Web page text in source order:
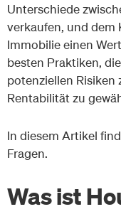
Unterschiede
verkaufen, und dem
Immobilie einen
besten Praktiken,
potenziellen
Rentabilität zu
In diesem Artikel
Fragen.
Was ist